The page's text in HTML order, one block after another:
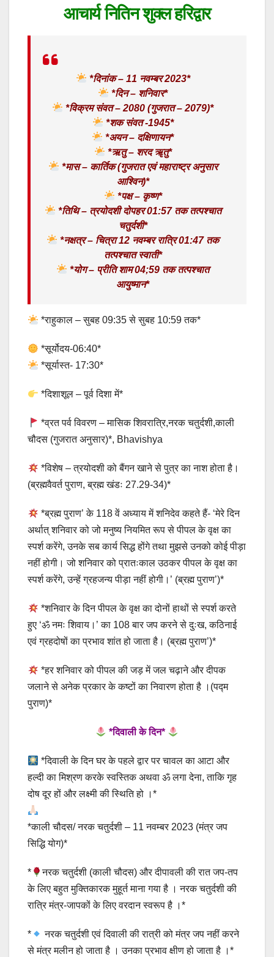
आचार्य नितिन शुक्ल हरिद्वार
*दिनांक – 11 नवम्बर 2023*
*दिन – शनिवार*
*विक्रम संवत – 2080 (गुजरात – 2079)*
*शक संवत -1945*
*अयन – दक्षिणायन*
*ऋतु – शरद ॠतु*
*मास – कार्तिक (गुजरात एवं महाराष्ट्र अनुसार
आश्विन)*
*पक्ष – कृष्ण*
*तिथि – त्रयोदशी दोपहर 01:57 तक तत्पश्चात
चतुर्दशी*
*नक्षत्र – चित्रा 12 नवम्बर रात्रि 01:47 तक
तत्पश्चात स्वाती*
*योग – प्रीति शाम 04;59 तक तत्पश्चात
आयुष्मान*
*राहुकाल – सुबह 09:35 से सुबह 10:59 तक*
*सूर्योदय-06:40*
*सूर्यास्त- 17:30*
*दिशाशूल – पूर्व दिशा में*
*व्रत पर्व विवरण – मासिक शिवरात्रि,नरक चतुर्दशी,काली
चौदस (गुजरात अनुसार)*, Bhavishya
*विशेष – त्रयोदशी को बैंगन खाने से पुत्र का नाश होता है।
(ब्रह्मवैवर्त पुराण, ब्रह्म खंडः 27.29-34)*
*ब्रह्म पुराण’ के 118 वें अध्याय में शनिदेव कहते हैं- ‘मेरे दिन
अर्थात् शनिवार को जो मनुष्य नियमित रूप से पीपल के वृक्ष का
स्पर्श करेंगे, उनके सब कार्य सिद्ध होंगे तथा मुझसे उनको कोई पीड़ा
नहीं होगी। जो शनिवार को प्रातःकाल उठकर पीपल के वृक्ष का
स्पर्श करेंगे, उन्हें ग्रहजन्य पीड़ा नहीं होगी।’ (ब्रह्म पुराण’)*
*शनिवार के दिन पीपल के वृक्ष का दोनों हाथों से स्पर्श करते
हुए ‘ॐ नमः शिवाय।’ का 108 बार जप करने से दुःख, कठिनाई
एवं ग्रहदोषों का प्रभाव शांत हो जाता है। (ब्रह्म पुराण’)*
*हर शनिवार को पीपल की जड़ में जल चढ़ाने और दीपक
जलाने से अनेक प्रकार के कष्टों का निवारण होता है ।(पद्म
पुराण)*
*दिवाली के दिन*
*दिवाली के दिन घर के पहले द्वार पर चावल का आटा और
हल्दी का मिश्रण करके स्वस्तिक अथवा ॐ लगा देना, ताकि गृह
दोष दूर हों और लक्ष्मी की स्थिति हो ।*
*काली चौदस/ नरक चतुर्दशी – 11 नवम्बर 2023 (मंत्र जप
सिद्धि योग)*
*
नरक चतुर्दशी (काली चौदस) और दीपावली की रात जप-तप
के लिए बहुत मुक्तिकारक मुहूर्त माना गया है । नरक चतुर्दशी की
रात्रि मंत्र-जापकों के लिए वरदान स्वरूप है ।*
*
नरक चतुर्दशी एवं दिवाली की रात्री को मंत्र जप नहीं करने
से मंत्र मलीन हो जाता है । उनका प्रभाव क्षीण हो जाता है ।*